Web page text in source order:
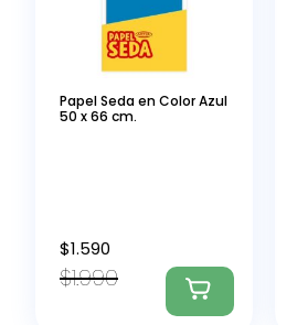
Papel Seda en Color Azul
50 x 66 cm.
$1.990
$1.590